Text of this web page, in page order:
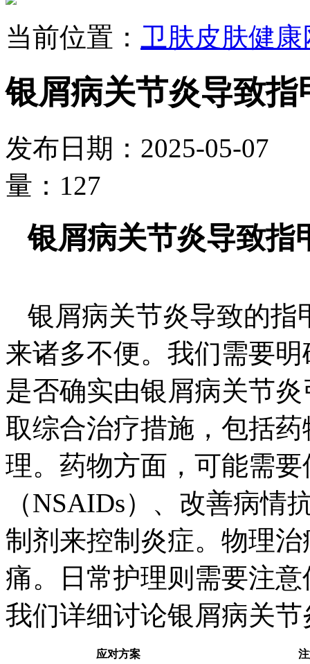
当前位置： 卫肤皮肤健康
银屑病关节炎导致指
发布日期：2025-05-
量：127
银屑病关节炎导致指
银屑病关节炎导致的指
来诸多不便。我们需要
是否确实由银屑病关节
取综合治疗措施，包括
理。药物方面，可能需
（NSAIDs）、改善病情
制剂来控制炎症。物理
痛。日常护理则需要注
我们详细讨论银屑病关
应对方案